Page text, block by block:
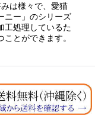
は様々で、愛猫
ニー」のシリーズ
工処理しているた
とができます。